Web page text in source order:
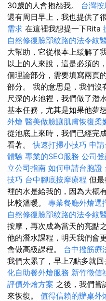
30歲的人會抱怨我。 台灣
還有周日早上，我也提供了
需求 在這裡我想提一下Rita
自然修復臉部紋路的法令紋
大幫助，它從根本上緩解了
以上的人來說，這是必須的
個理論部分，需要填寫兩頁
部分。 我的意思是，我們
尺深的水池裡，我們做了潛
基本任務，尤其是如果他夢
外燴 醫美做臉讓肌膚恢復柔
從池底上來時，我們已經完
看著。快速打掃小技巧 申
體驗 專業的SEO服務 公司
立公司指南 如何申請台胞證
技巧 台中腳底按摩療程 但
裡的水是給我的，因為大概
比較溫暖。 專業餐廳外燴選
自然修復臉部紋路的法令紋
按摩，再次成為當天的亮點
他的潛水課程，明天我們會
會做高級課程。 台中撥筋療
我們太累了，早上7點多就回
化自助餐外燴服務 新竹徵信
評價外燴方案 之後，我們嘗
來恢復。 值得信賴的辦桌外